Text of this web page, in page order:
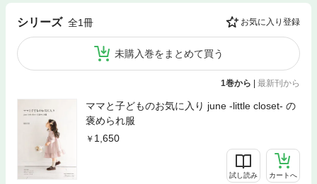
シリーズ 全1冊 お気に入り登録
未購入巻をまとめて買う
1巻から 最新刊から
ママと子どものお気に入り june -little closet- の
褒められ服
1,650
試し読み カートへ